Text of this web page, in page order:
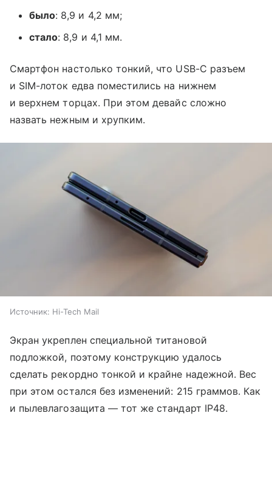
было: 8,9 и 4,2 мм;
стало: 8,9 и 4,1 мм.
Смартфон настолько тонкий, что USB-C разъем
и SIM-лоток едва поместились на нижнем
и верхнем торцах. При этом девайс сложно
назвать нежным и хрупким.
Источник: Hi-Tech Mail
Экран укреплен специальной титановой
подложкой, поэтому конструкцию удалось
сделать рекордно тонкой и крайне надежной. Вес
при этом остался без изменений: 215 граммов. Как
и пылевлагозащита — тот же стандарт IP48.